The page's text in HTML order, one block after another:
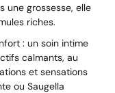
une grossesse, elle
riches.
: un soin intime
calmants, au
et sensations
ou Saugella